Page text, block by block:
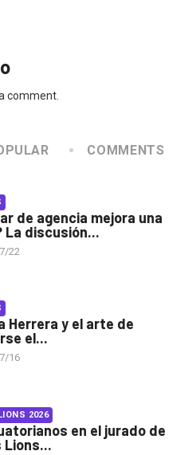
comment.
COMMENTS
de agencia mejora una
La discusión...
22
Herrera y el arte de
el...
16
2026
en el jurado de
Lions...